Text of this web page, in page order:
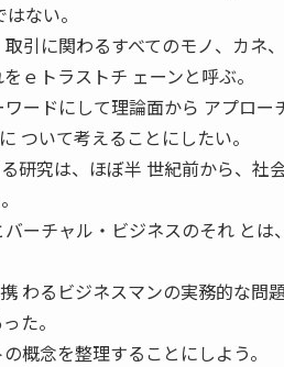
ない。
引に関わるすべてのモノ、カネ
ｅトラストチ ェーンと呼ぶ。
ードにして理論面から アプロー
ついて考えることにしたい。
研究は、ほぼ半 世紀前から、社
ーチャル・ビジネスのそれ と
わるビジネスマンの実務的な問
た。
概念を整理することにしよう。